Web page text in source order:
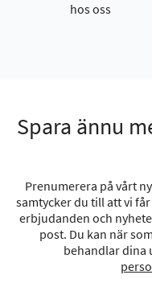
hos oss
Spara ännu
Prenumerera på vårt
samtycker du till att vi
erbjudanden och
post. Du kan när
behandlar dina